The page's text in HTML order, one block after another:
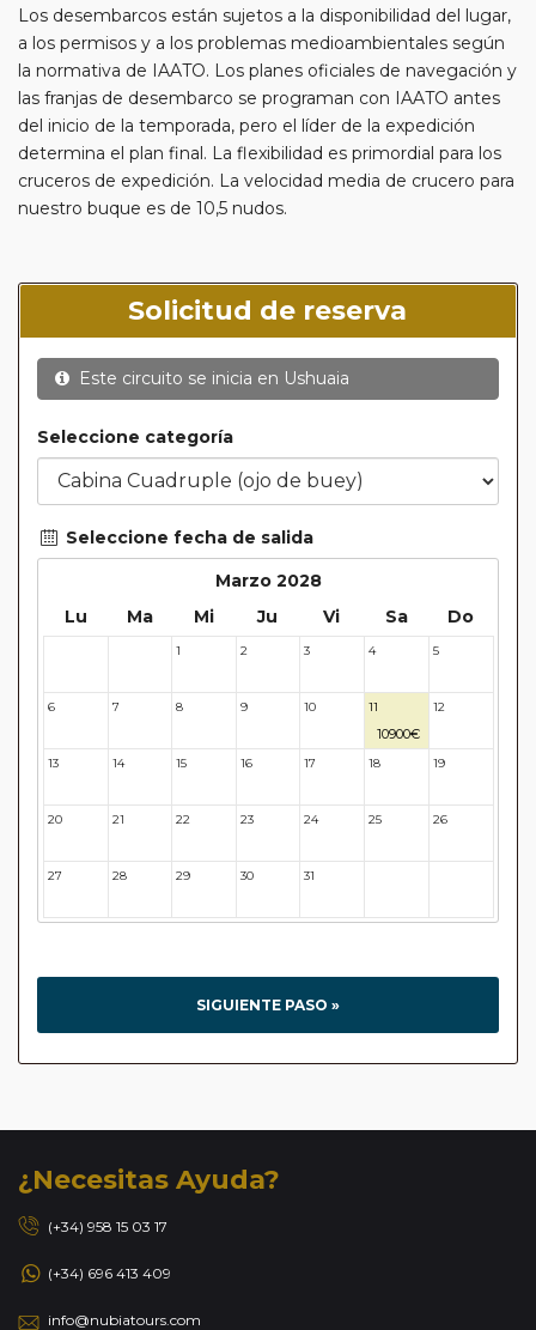
Los desembarcos están sujetos a la disponibilidad del lugar,
a los permisos y a los problemas medioambientales según
la normativa de IAATO. Los planes oficiales de navegación y
las franjas de desembarco se programan con IAATO antes
del inicio de la temporada, pero el líder de la expedición
determina el plan final. La flexibilidad es primordial para los
cruceros de expedición. La velocidad media de crucero para
nuestro buque es de 10,5 nudos.
Solicitud de reserva
Este circuito se inicia en Ushuaia
Seleccione categoría
Seleccione fecha de salida
Marzo 2028
Lu
Ma Mi Ju Vi Sa Do
1 2 3 4 5
6 7 8 9 10 11
10900€
12
13 14 15 16 17 18 19
20 21 22 23 24 25 26
27 28 29 30 31
SIGUIENTE PASO »
¿Necesitas Ayuda?
(+34) 958 15 03 17
(+34) 696 413 409
info@nubiatours.com